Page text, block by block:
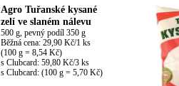
Agro Tuřanské kysané
zelí ve slaném nálevu
500 g, pevný podíl 350 g
Běžná cena: 29,90 Kč/1 ks
(100 g = 8,54 Kč)
s Clubcard: 59,80 Kč/3 ks
s Clubcard: (100 g = 5,70 Kč)